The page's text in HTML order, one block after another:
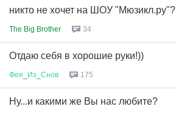
никто не хочет на ШОУ "Мюзикл.ру"?
The Big Brother 34
Отдаю себя в хорошие руки!))
Фея Из Снов 175
Ну...и какими же Вы нас любите?